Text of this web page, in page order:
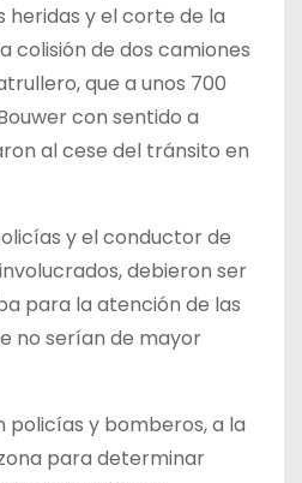
heridas y el corte de la
colisión de dos camiones
que a unos 700
con sentido a
al cese del tránsito en
y el conductor de
debieron ser
para la atención de las
no serían de mayor
policías y bomberos, a la
para determinar